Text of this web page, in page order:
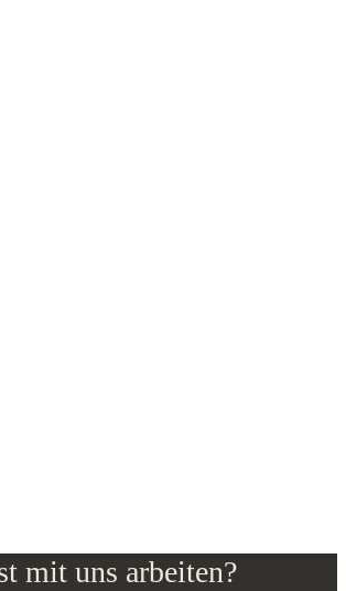
mit uns arbeiten?